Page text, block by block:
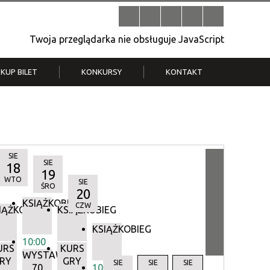
Twoja przeglądarka nie obsługuje JavaScript
KUP BILET KONKURSY KONTAKT
SIE
18
WTO
KSIĄŻKOBIEG
10:00
WYSTAWA:
70
SIE
19
ŚRO
KSIĄŻKOBIEG
KURS
GRY
SIE
20
CZW
KSIĄŻKOBIEG
10:00SIE SIE SIE